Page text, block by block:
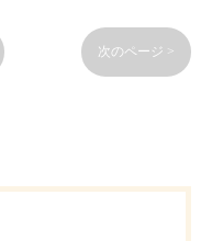
次のページ >